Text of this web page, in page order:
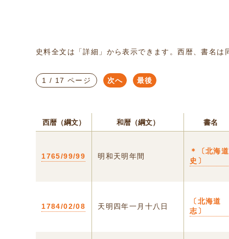
史料全文は「詳細」から表示できます。西暦、書名
1 / 17 ページ 次へ 最後
西暦（綱文） 和暦（綱文） 書名
1765/99/99 明和天明年間
＊〔北海道
史〕
1784/02/08 天明四年一月十八日
〔北海道
志〕